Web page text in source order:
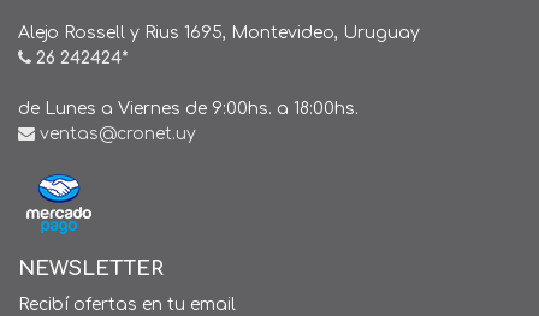
Alejo Rossell y Rius 1695, Montevideo, Uruguay
26 242424*
de Lunes a Viernes de 9:00hs. a 18:00hs.
ventas@cronet.uy
NEWSLETTER
Recibí ofertas en tu email